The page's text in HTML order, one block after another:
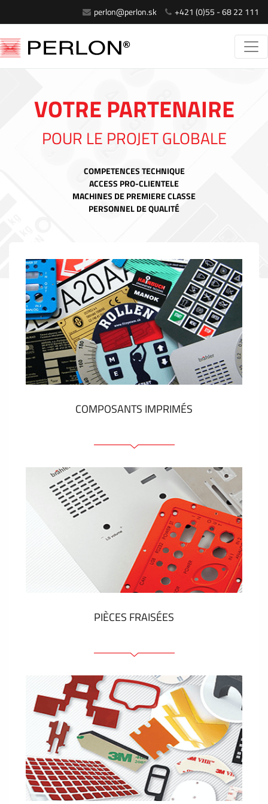
perlon@perlon.sk +421 (0)55 - 68 22 111
VOTRE PARTENAIRE
POUR LE PROJET GLOBALE
COMPETENCES TECHNIQUE
ACCESS PRO-CLIENTELE
MACHINES DE PREMIERE CLASSE
PERSONNEL DE QUALITÉ
COMPOSANTS IMPRIMÉS
Faces avant plastique
Clavier a membrane
Plaques industrielles métalliques
Autocollants et étiquettes
Étiquettes en plastique et tags
VOIR PLUS
PIÈCES FRAISÉES
Face avant ou arrière en aluminium ou matière
plastique
Panneaux anodisés
Panneaux colorés
Panneaux avec éléments de presse
Étiquettes gravees